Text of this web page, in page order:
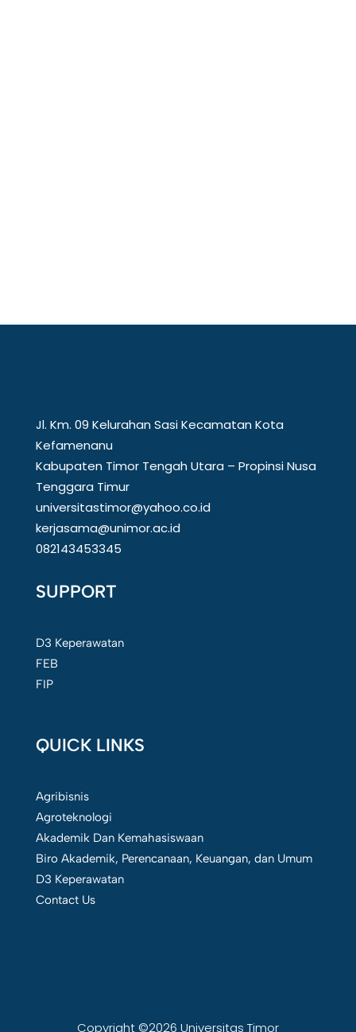
Jl. Km. 09 Kelurahan Sasi Kecamatan Kota
Kefamenanu
Kabupaten Timor Tengah Utara – Propinsi Nusa
Tenggara Timur
universitastimor@yahoo.co.id
kerjasama@unimor.ac.id
082143453345
SUPPORT
D3 Keperawatan
FEB
FIP
QUICK LINKS
Agribisnis
Agroteknologi
Akademik Dan Kemahasiswaan
Biro Akademik, Perencanaan, Keuangan, dan Umum
D3 Keperawatan
Contact Us
Copyright ©2026 Universitas Timor